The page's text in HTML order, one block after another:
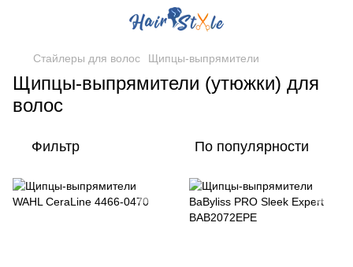
Стайлеры для волос Щипцы-выпрямители
Щипцы-выпрямители (утюжки) для
волос
Фильтр По популярности